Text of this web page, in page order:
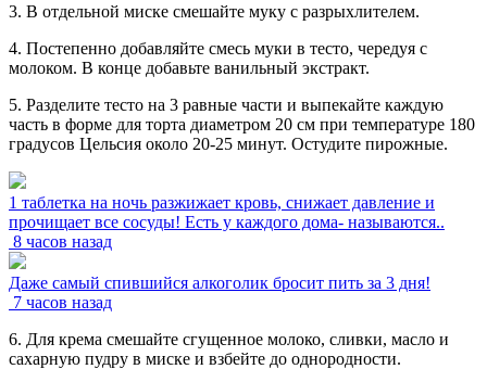
3. В отдельной миске смешайте муку с разрыхлителем.
4. Постепенно добавляйте смесь муки в тесто, чередуя с
молоком. В конце добавьте ванильный экстракт.
5. Разделите тесто на 3 равные части и выпекайте каждую
часть в форме для торта диаметром 20 см при температуре 180
градусов Цельсия около 20-25 минут. Остудите пирожные.
1 таблетка на ночь разжижает кровь, снижает давление и
прочищает все сосуды! Есть у каждого дома- называются..
8 часов назад
Даже самый спившийся алкоголик бросит пить за 3 дня!
7 часов назад
6. Для крема смешайте сгущенное молоко, сливки, масло и
сахарную пудру в миске и взбейте до однородности.